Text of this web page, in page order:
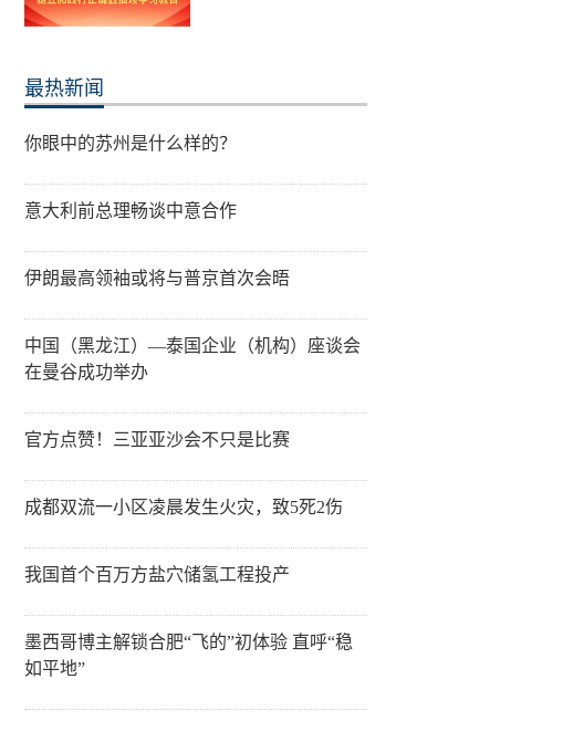
最热新闻
你眼中的苏州是什么样的？
意大利前总理畅谈中意合作
伊朗最高领袖或将与普京首次会晤
中国（黑龙江）—泰国企业（机构）座谈会
在曼谷成功举办
官方点赞！三亚亚沙会不只是比赛
成都双流一小区凌晨发生火灾，致5死2伤
我国首个百万方盐穴储氢工程投产
墨西哥博主解锁合肥“飞的”初体验 直呼“稳
如平地”